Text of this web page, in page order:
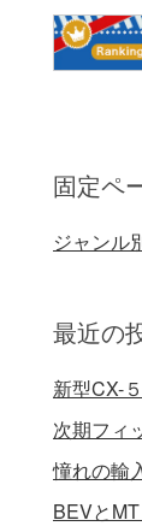
固定ペ
ジャンル
最近の
新型CX-
次期フィ
憧れの輸
BEVと